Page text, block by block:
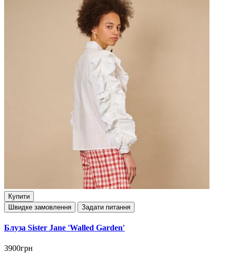
Купити
Швидке замовлення
Задати питання
Блуза Sister Jane 'Walled Garden'
3900грн